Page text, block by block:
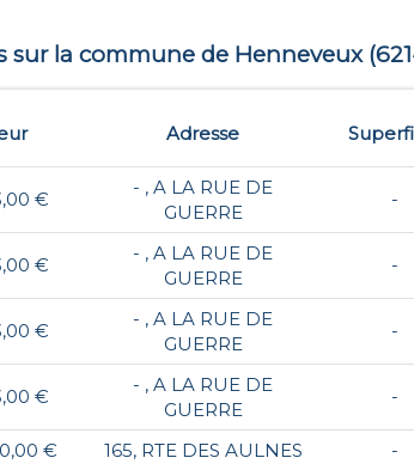
sur la commune de Henneveux(
Adresse
€
- , A LA RUE DE
GUERRE
-
€
- , A LA RUE DE
GUERRE
-
€
- , A LA RUE DE
GUERRE
-
€
- , A LA RUE DE
GUERRE
-
€ 165, RTE DES AULNES -